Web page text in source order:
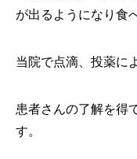
が出るようになり食
当院で点滴、投薬に
患者さんの了解を得
す。